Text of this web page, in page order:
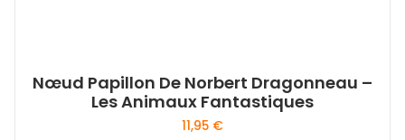
Nœud Papillon De Norbert Dragonneau –
Les Animaux Fantastiques
11,95 €